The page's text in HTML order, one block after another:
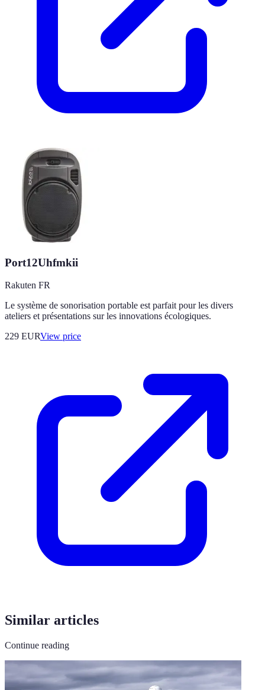
Port12Uhfmkii
Rakuten FR
Le système de sonorisation portable est parfait pour les divers
ateliers et présentations sur les innovations écologiques.
229 EURView price
Similar articles
Continue reading